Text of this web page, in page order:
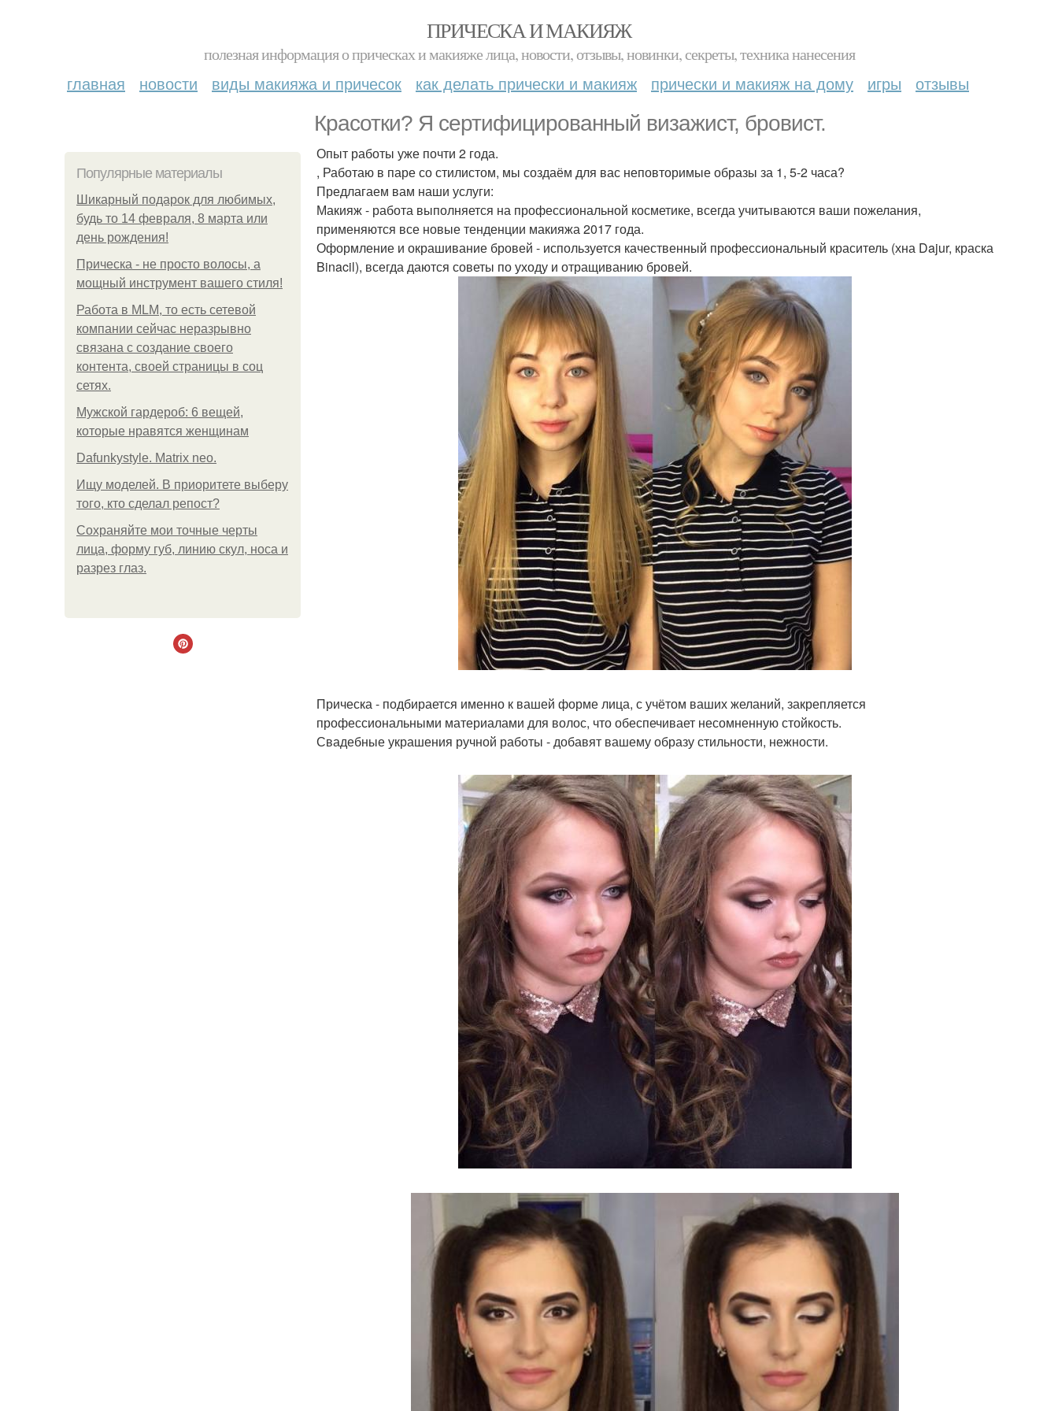
ПРИЧЕСКА И МАКИЯЖ
полезная информация о прическах и макияже лица, новости, отзывы, новинки, секреты, техника нанесения
главная новости виды макияжа и причесок как делать прически и макияж прически и макияж на дому игры отзывы
Красотки? Я сертифицированный визажист, бровист.
Популярные материалы
Шикарный подарок для любимых,
будь то 14 февраля, 8 марта или
день рождения!
Прическа - не просто волосы, а
мощный инструмент вашего стиля!
Работа в MLM, то есть сетевой
компании сейчас неразрывно
связана с создание своего
контента, своей страницы в соц
сетях.
Мужской гардероб: 6 вещей,
которые нравятся женщинам
Dafunkystyle. Matrix neo.
Ищу моделей. В приоритете выберу
того, кто сделал репост?
Сохраняйте мои точные черты
лица, форму губ, линию скул, носа и
разрез глаз.
Опыт работы уже почти 2 года.
, Работаю в паре со стилистом, мы создаём для вас неповторимые образы за 1, 5-2 часа?
Предлагаем вам наши услуги:
Макияж - работа выполняется на профессиональной косметике, всегда учитываются ваши пожелания,
применяются все новые тенденции макияжа 2017 года.
Оформление и окрашивание бровей - используется качественный профессиональный краситель (хна Dajur, краска
Binacil), всегда даются советы по уходу и отращиванию бровей.
Прическа - подбирается именно к вашей форме лица, с учётом ваших желаний, закрепляется
профессиональными материалами для волос, что обеспечивает несомненную стойкость.
Свадебные украшения ручной работы - добавят вашему образу стильности, нежности.